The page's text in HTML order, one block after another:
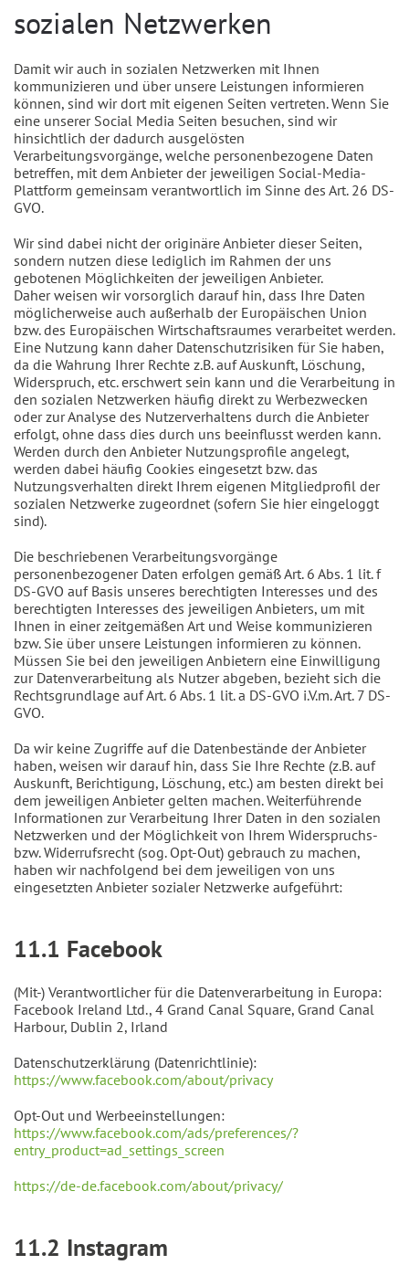
sozialen Netzwerken
Damit wir auch in sozialen Netzwerken mit Ihnen
kommunizieren und über unsere Leistungen informieren
können, sind wir dort mit eigenen Seiten vertreten. Wenn Sie
eine unserer Social Media Seiten besuchen, sind wir
hinsichtlich der dadurch ausgelösten
Verarbeitungsvorgänge, welche personenbezogene Daten
betreffen, mit dem Anbieter der jeweiligen Social-Media-
Plattform gemeinsam verantwortlich im Sinne des Art. 26 DS-
GVO.
Wir sind dabei nicht der originäre Anbieter dieser Seiten,
sondern nutzen diese lediglich im Rahmen der uns
gebotenen Möglichkeiten der jeweiligen Anbieter.
Daher weisen wir vorsorglich darauf hin, dass Ihre Daten
möglicherweise auch außerhalb der Europäischen Union
bzw. des Europäischen Wirtschaftsraumes verarbeitet werden.
Eine Nutzung kann daher Datenschutzrisiken für Sie haben,
da die Wahrung Ihrer Rechte z.B. auf Auskunft, Löschung,
Widerspruch, etc. erschwert sein kann und die Verarbeitung in
den sozialen Netzwerken häufig direkt zu Werbezwecken
oder zur Analyse des Nutzerverhaltens durch die Anbieter
erfolgt, ohne dass dies durch uns beeinflusst werden kann.
Werden durch den Anbieter Nutzungsprofile angelegt,
werden dabei häufig Cookies eingesetzt bzw. das
Nutzungsverhalten direkt Ihrem eigenen Mitgliedprofil der
sozialen Netzwerke zugeordnet (sofern Sie hier eingeloggt
sind).
Die beschriebenen Verarbeitungsvorgänge
personenbezogener Daten erfolgen gemäß Art. 6 Abs. 1 lit. f
DS-GVO auf Basis unseres berechtigten Interesses und des
berechtigten Interesses des jeweiligen Anbieters, um mit
Ihnen in einer zeitgemäßen Art und Weise kommunizieren
bzw. Sie über unsere Leistungen informieren zu können.
Müssen Sie bei den jeweiligen Anbietern eine Einwilligung
zur Datenverarbeitung als Nutzer abgeben, bezieht sich die
Rechtsgrundlage auf Art. 6 Abs. 1 lit. a DS-GVO i.V.m. Art. 7 DS-
GVO.
Da wir keine Zugriffe auf die Datenbestände der Anbieter
haben, weisen wir darauf hin, dass Sie Ihre Rechte (z.B. auf
Auskunft, Berichtigung, Löschung, etc.) am besten direkt bei
dem jeweiligen Anbieter gelten machen. Weiterführende
Informationen zur Verarbeitung Ihrer Daten in den sozialen
Netzwerken und der Möglichkeit von Ihrem Widerspruchs-
bzw. Widerrufsrecht (sog. Opt-Out) gebrauch zu machen,
haben wir nachfolgend bei dem jeweiligen von uns
eingesetzten Anbieter sozialer Netzwerke aufgeführt:
11.1 Facebook
(Mit-) Verantwortlicher für die Datenverarbeitung in Europa:
Facebook Ireland Ltd., 4 Grand Canal Square, Grand Canal
Harbour, Dublin 2, Irland
Datenschutzerklärung (Datenrichtlinie):
https://www.facebook.com/about/privacy
Opt-Out und Werbeeinstellungen:
https://www.facebook.com/ads/preferences/?
entry_product=ad_settings_screen
https://de-de.facebook.com/about/privacy/
11.2 Instagram